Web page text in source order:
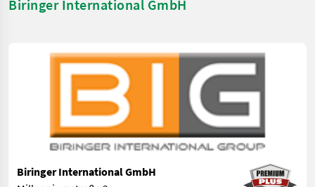
Biringer International GmbH
Biringer International GmbH